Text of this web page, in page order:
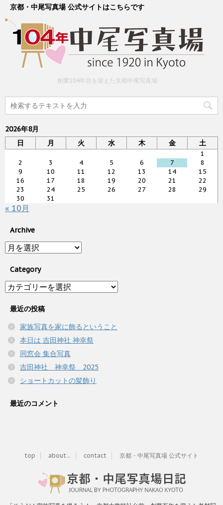
京都・中尾写真場 公式サイトはこちらです
創業104年目を迎えた京都中尾写真場
2026年8月
日
月 火 水 木 金 土
1
2
3 4 5 6 7
8
9
10 11 12 13 14
15
16
17 18 19 20 21
22
23
24 25 26 27 28
29
30
31
« 10月
Archive
Archive
Category
Category
最近の投稿
家族写真を家に飾るということ
本日は 吉田神社 神幸祭
同窓会 集合写真
吉田神社 神幸祭 2025
ショートカットの髪飾り
最近のコメント
top about... contact 京都・中尾写真場 公式サイト